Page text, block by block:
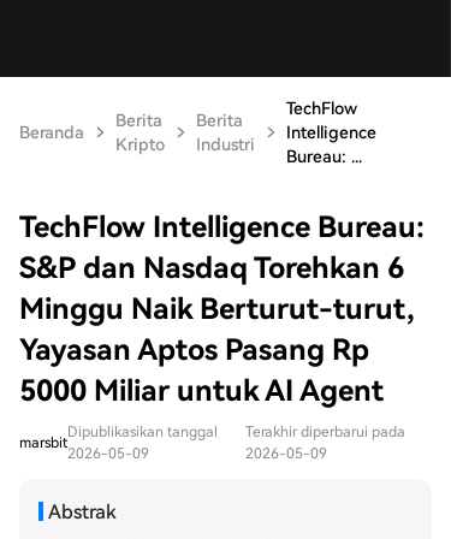
Beranda
Berita
Kripto
Berita
Industri
TechFlow
Intelligence
Bureau: ...
TechFlow Intelligence Bureau:
S&P dan Nasdaq Torehkan 6
Minggu Naik Berturut-turut,
Yayasan Aptos Pasang Rp
5000 Miliar untuk AI Agent
marsbit
Dipublikasikan tanggal
2026-05-09
Terakhir diperbarui pada
2026-05-09
Abstrak